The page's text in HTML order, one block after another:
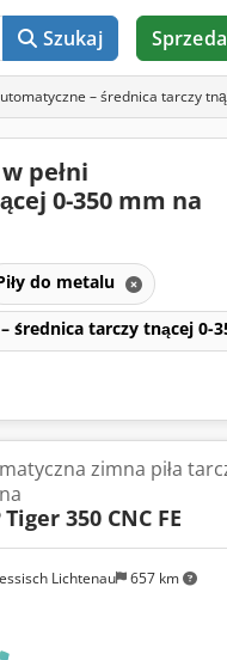
Szukaj
– średnica tarczy
pełni
0-350 mm na
do metalu
średnica tarczy tnącej 0-
Lichtenau 657 km
zimna piła
Tiger 350 CNC FE